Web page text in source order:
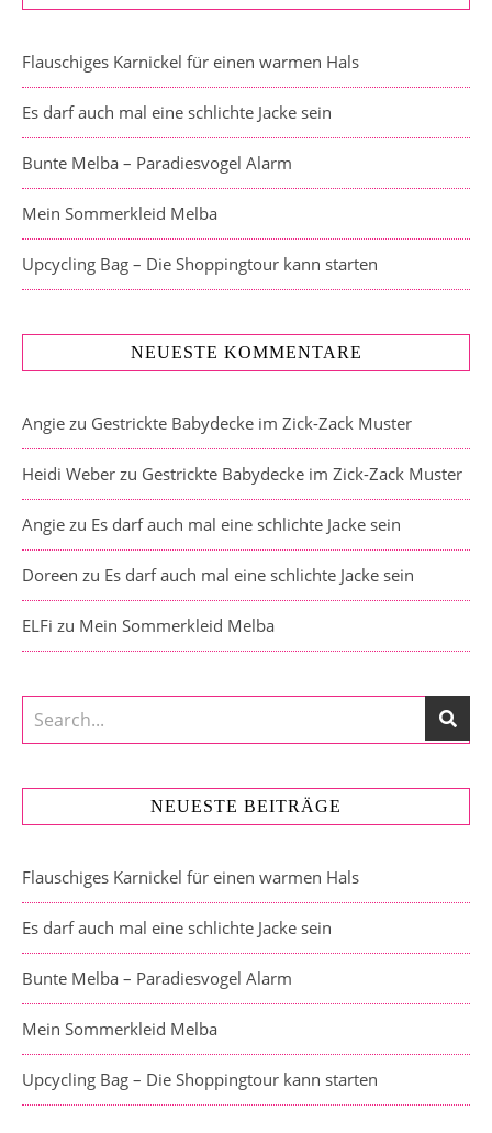
Flauschiges Karnickel für einen warmen Hals
Es darf auch mal eine schlichte Jacke sein
Bunte Melba – Paradiesvogel Alarm
Mein Sommerkleid Melba
Upcycling Bag – Die Shoppingtour kann starten
NEUESTE KOMMENTARE
Angie zu Gestrickte Babydecke im Zick-Zack Muster
Heidi Weber zu Gestrickte Babydecke im Zick-Zack Muster
Angie zu Es darf auch mal eine schlichte Jacke sein
Doreen zu Es darf auch mal eine schlichte Jacke sein
ELFi zu Mein Sommerkleid Melba
NEUESTE BEITRÄGE
Flauschiges Karnickel für einen warmen Hals
Es darf auch mal eine schlichte Jacke sein
Bunte Melba – Paradiesvogel Alarm
Mein Sommerkleid Melba
Upcycling Bag – Die Shoppingtour kann starten